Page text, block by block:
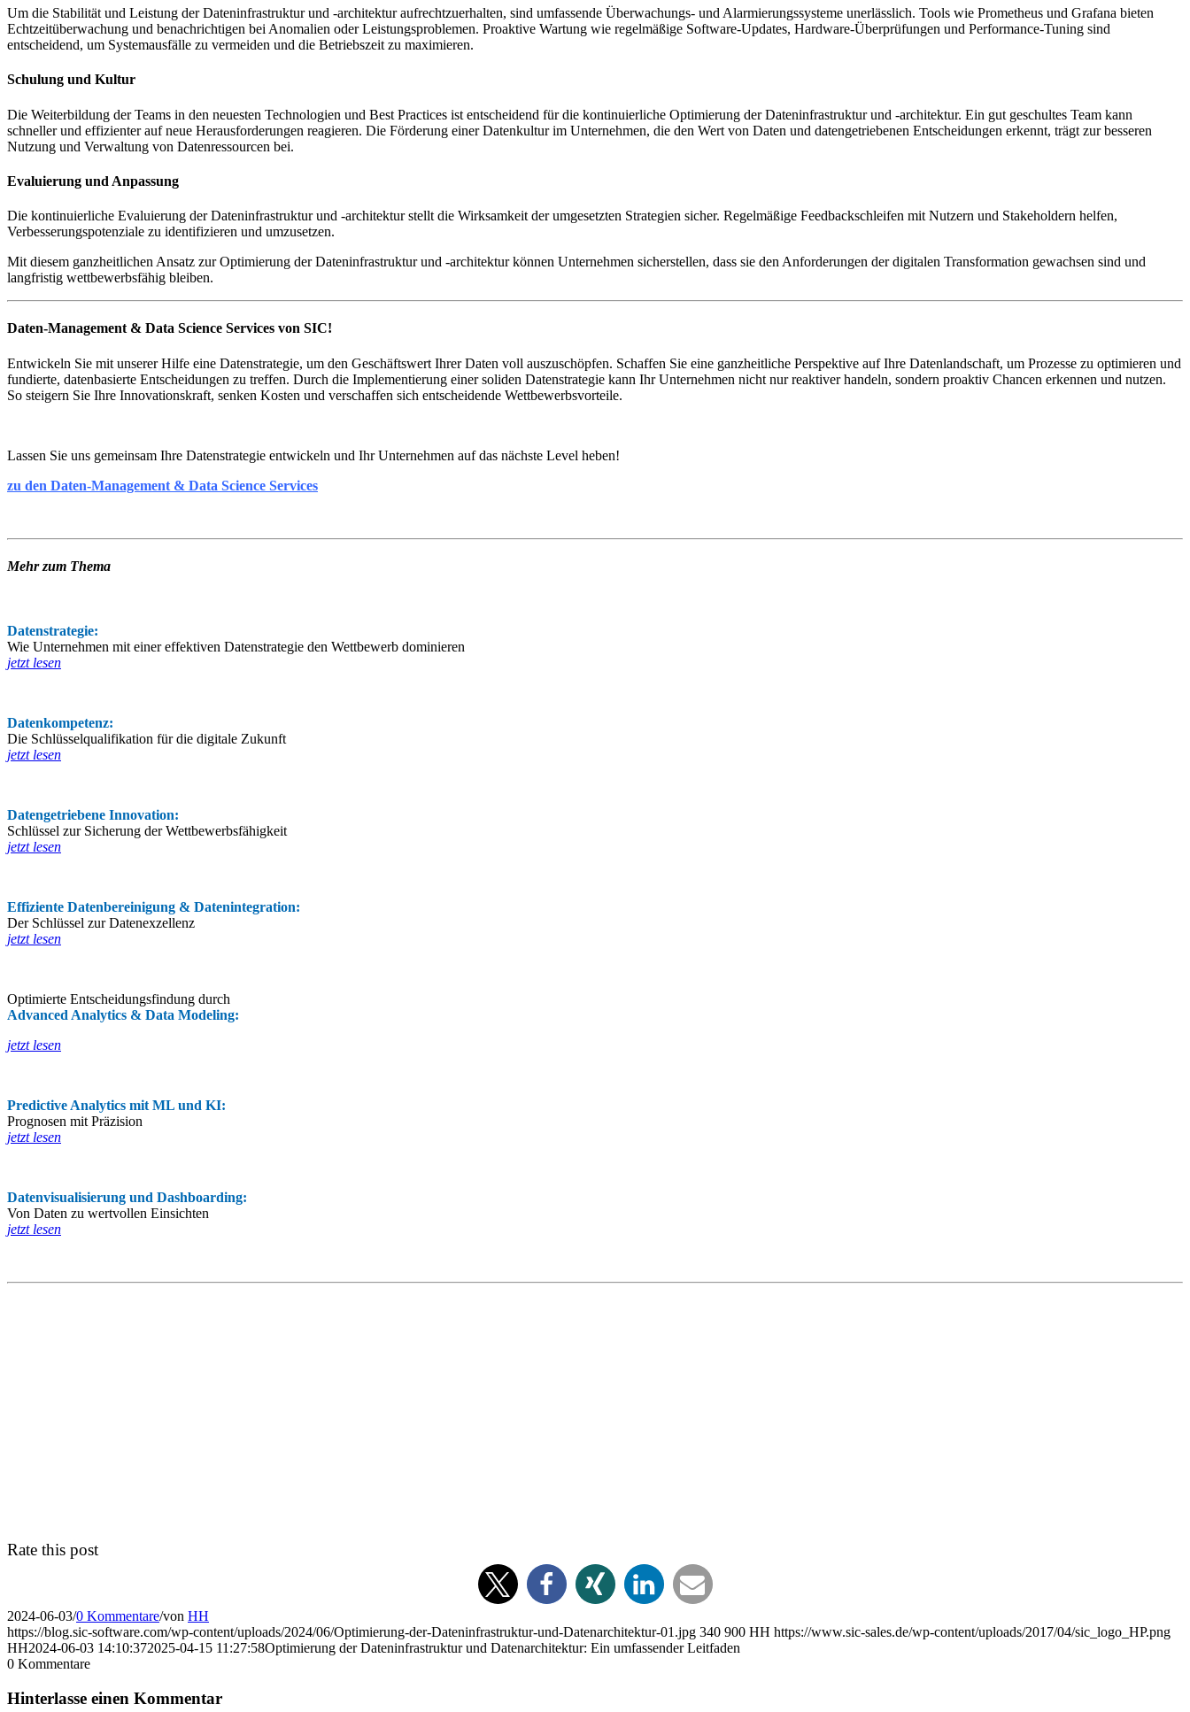
Um die Stabilität und Leistung der Dateninfrastruktur und -architektur aufrechtzuerhalten, sind umfassende Überwachungs- und Alarmierungssysteme unerlässlich. Tools wie Prometheus und Grafana bieten
Echtzeitüberwachung und benachrichtigen bei Anomalien oder Leistungsproblemen. Proaktive Wartung wie regelmäßige Software-Updates, Hardware-Überprüfungen und Performance-Tuning sind
entscheidend, um Systemausfälle zu vermeiden und die Betriebszeit zu maximieren.
Schulung und Kultur
Die Weiterbildung der Teams in den neuesten Technologien und Best Practices ist entscheidend für die kontinuierliche Optimierung der Dateninfrastruktur und -architektur. Ein gut geschultes Team kann
schneller und effizienter auf neue Herausforderungen reagieren. Die Förderung einer Datenkultur im Unternehmen, die den Wert von Daten und datengetriebenen Entscheidungen erkennt, trägt zur besseren
Nutzung und Verwaltung von Datenressourcen bei.
Evaluierung und Anpassung
Die kontinuierliche Evaluierung der Dateninfrastruktur und -architektur stellt die Wirksamkeit der umgesetzten Strategien sicher. Regelmäßige Feedbackschleifen mit Nutzern und Stakeholdern helfen,
Verbesserungspotenziale zu identifizieren und umzusetzen.
Mit diesem ganzheitlichen Ansatz zur Optimierung der Dateninfrastruktur und -architektur können Unternehmen sicherstellen, dass sie den Anforderungen der digitalen Transformation gewachsen sind und
langfristig wettbewerbsfähig bleiben.
Daten-Management & Data Science Services von SIC!
Entwickeln Sie mit unserer Hilfe eine Datenstrategie, um den Geschäftswert Ihrer Daten voll auszuschöpfen. Schaffen Sie eine ganzheitliche Perspektive auf Ihre Datenlandschaft, um Prozesse zu optimieren und
fundierte, datenbasierte Entscheidungen zu treffen. Durch die Implementierung einer soliden Datenstrategie kann Ihr Unternehmen nicht nur reaktiver handeln, sondern proaktiv Chancen erkennen und nutzen.
So steigern Sie Ihre Innovationskraft, senken Kosten und verschaffen sich entscheidende Wettbewerbsvorteile.
Lassen Sie uns gemeinsam Ihre Datenstrategie entwickeln und Ihr Unternehmen auf das nächste Level heben!
zu den Daten-Management & Data Science Services
Mehr zum Thema
Datenstrategie:
Wie Unternehmen mit einer effektiven Datenstrategie den Wettbewerb dominieren
jetzt lesen
Datenkompetenz:
Die Schlüsselqualifikation für die digitale Zukunft
jetzt lesen
Datengetriebene Innovation:
Schlüssel zur Sicherung der Wettbewerbsfähigkeit
jetzt lesen
Effiziente Datenbereinigung & Datenintegration:
Der Schlüssel zur Datenexzellenz
jetzt lesen
Optimierte Entscheidungsfindung durch
Advanced Analytics & Data Modeling:
jetzt lesen
Predictive Analytics mit ML und KI:
Prognosen mit Präzision
jetzt lesen
Datenvisualisierung und Dashboarding:
Von Daten zu wertvollen Einsichten
jetzt lesen
Rate this post
2024-06-03/0 Kommentare/von HH
https://blog.sic-software.com/wp-content/uploads/2024/06/Optimierung-der-Dateninfrastruktur-und-Datenarchitektur-01.jpg 340 900 HH https://www.sic-sales.de/wp-content/uploads/2017/04/sic_logo_HP.png
HH2024-06-03 14:10:372025-04-15 11:27:58Optimierung der Dateninfrastruktur und Datenarchitektur: Ein umfassender Leitfaden
0 Kommentare
Hinterlasse einen Kommentar